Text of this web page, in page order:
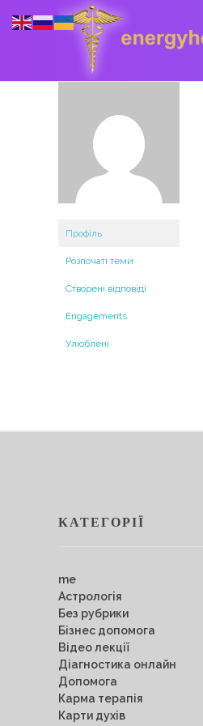
Профіль
Розпочаті теми
Створені відповіді
Engagements
Улюблені
КАТЕГОРІЇ
me
Астрологія
Без рубрики
Бізнес допомога
Відео лекції
Діагностика онлайн
Допомога
Карма терапія
Карти духів